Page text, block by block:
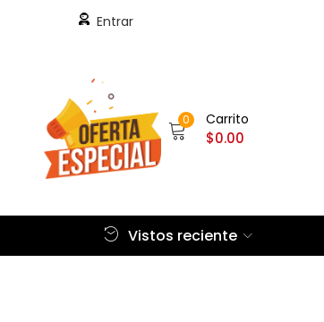
Entrar
0 Carrito
$0.00
Vistos reciente